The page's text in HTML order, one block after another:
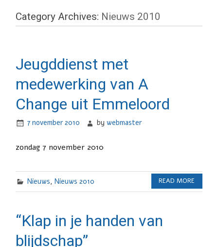
Category Archives: Nieuws 2010
Jeugddienst met
medewerking van A
Change uit Emmeloord
7 november 2010 bywebmaster
zondag 7 november 2010
Nieuws, Nieuws 2010 READ MORE
“Klap in je handen van
blijdschap”